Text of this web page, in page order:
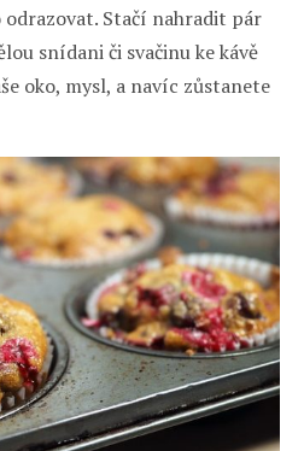
Stačí nahradit pár
snídani či svačinu ke kávě
oko, mysl, a navíc zůstanete